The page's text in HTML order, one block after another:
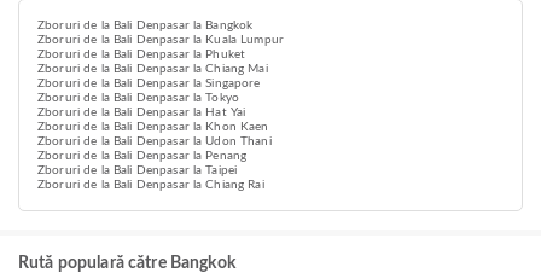
Zboruri de la Bali Denpasar la Bangkok
Zboruri de la Bali Denpasar la Kuala Lumpur
Zboruri de la Bali Denpasar la Phuket
Zboruri de la Bali Denpasar la Chiang Mai
Zboruri de la Bali Denpasar la Singapore
Zboruri de la Bali Denpasar la Tokyo
Zboruri de la Bali Denpasar la Hat Yai
Zboruri de la Bali Denpasar la Khon Kaen
Zboruri de la Bali Denpasar la Udon Thani
Zboruri de la Bali Denpasar la Penang
Zboruri de la Bali Denpasar la Taipei
Zboruri de la Bali Denpasar la Chiang Rai
Rută populară către Bangkok